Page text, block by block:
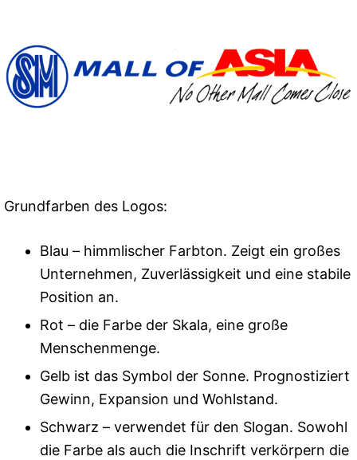
Grundfarben des Logos:
Blau – himmlischer Farbton. Zeigt ein großes
Unternehmen, Zuverlässigkeit und eine stabile
Position an.
Rot – die Farbe der Skala, eine große
Menschenmenge.
Gelb ist das Symbol der Sonne. Prognostiziert
Gewinn, Expansion und Wohlstand.
Schwarz – verwendet für den Slogan. Sowohl
die Farbe als auch die Inschrift verkörpern die